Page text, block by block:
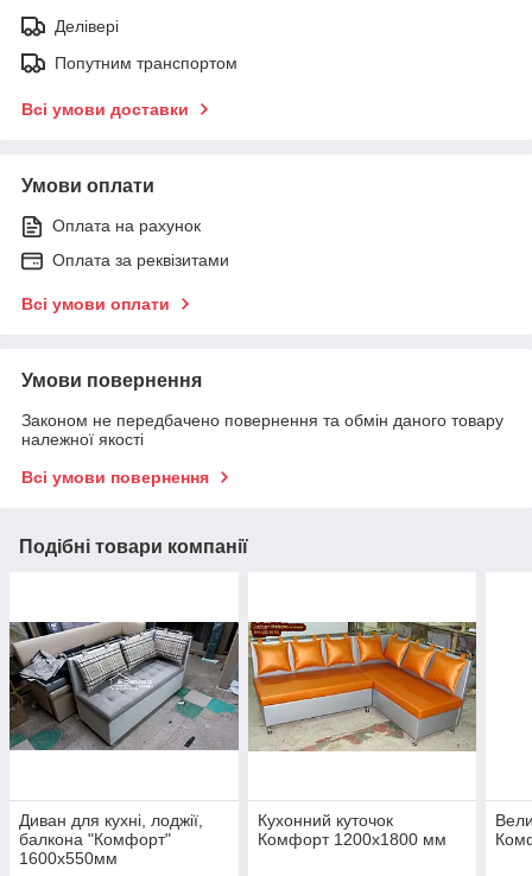
Делівері
Попутним транспортом
Всі умови доставки
Умови оплати
Оплата на рахунок
Оплата за реквізитами
Всі умови оплати
Умови повернення
Законом не передбачено повернення та обмін даного товару
належної якості
Всі умови повернення
Подібні товари компанії
Диван для кухні, лоджії,
балкона "Комфорт"
1600х550мм
Кухонний куточок
Комфорт 1200х1800 мм